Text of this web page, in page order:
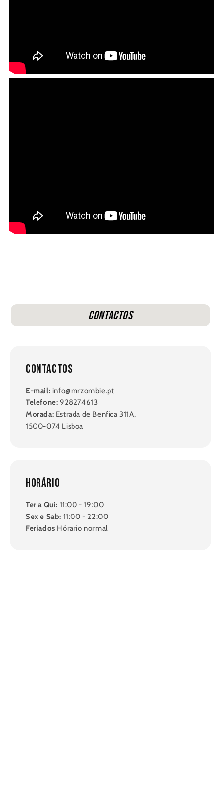
Contactos
Contactos
E-mail: info@mrzombie.pt
Telefone: 928274613
Morada: Estrada de Benfica 311A,
1500-074 Lisboa
Horário
Ter a Qui: 11:00 - 19:00
Sex e Sab: 11:00 - 22:00
Feriados Hórario normal